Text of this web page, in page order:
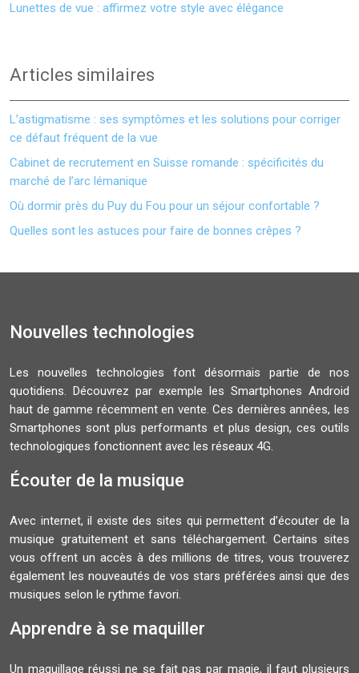
Lunettes de vue : affirmez votre style avec élégance
Articles similaires
L’astigmatisme : ses symptômes et les solutions pour corriger
ce défaut fréquent de la vue
Cabinet de recrutement en Suisse romande : spécificités du
marché de l’arc lémanique
Où dormir près du Puy du Fou pour un séjour confortable ?
Quelles sont les astuces pour faire de bonnes crêpes ?
Nouvelles technologies
Les nouvelles technologies font désormais partie de nos
quotidiens. Découvrez par exemple les Smartphones Android
haut de gamme récemment en vente. Ces dernières années, les
Smartphones sont plus performants et plus design, ces outils
technologiques fonctionnent avec les réseaux 4G.
Écouter de la musique
Avec internet, il existe des sites qui permettent d’écouter de la
musique gratuitement et sans téléchargement. Certains sites
vous offrent un accès à des millions de titres, vous trouverez
également les nouveautés de vos stars préférées ainsi que des
musiques selon le rythme favori.
Apprendre à se maquiller
Un maquillage réussi ne se fait pas par magie, il faut plusieurs